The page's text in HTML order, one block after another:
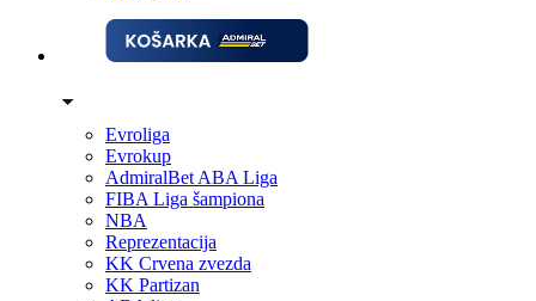
Evroliga
Evrokup
AdmiralBet ABA Liga
FIBA Liga šampiona
NBA
Reprezentacija
KK Crvena zvezda
KK Partizan